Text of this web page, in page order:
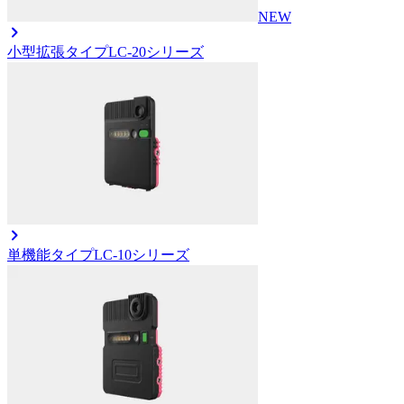
NEW
小型拡張タイプLC-20シリーズ
単機能タイプLC-10シリーズ